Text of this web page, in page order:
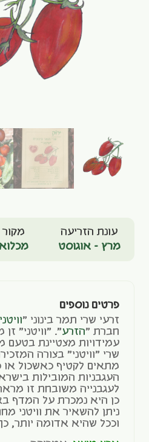
עונת הזריעה
מרץ - אוגוסט
מקור
מכלוא
פרטים נוספים
זרעי שרי תמר בינוני "וויטני
חברת "הזרע". "וויטני"
עמידויות מצטיינת בטעם
שרי "וויטני" בצורה
מתאים לקטיף כאשכול או
העגבניות המובילות
לעגבנייה משובחת זו
כן היא נמכרת על המדף
ניתן להשאיר את וויטני
וככל שהיא אדומה יותר,